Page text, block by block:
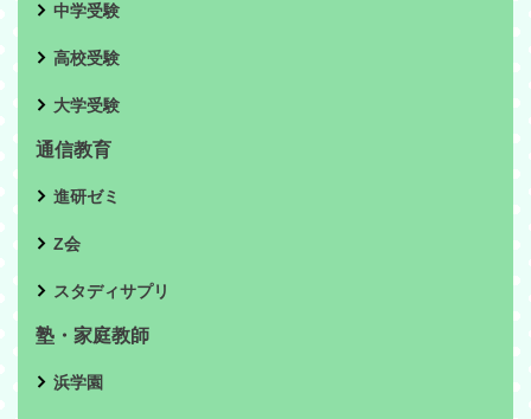
中学受験
高校受験
大学受験
通信教育
進研ゼミ
Z会
スタディサプリ
塾・家庭教師
浜学園